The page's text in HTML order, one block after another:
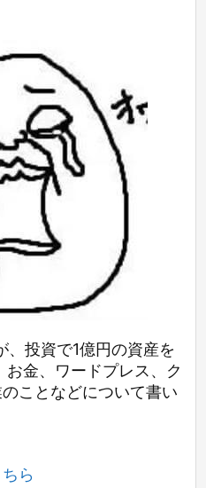
、投資で1億円の資産を
金、ワードプレス、ク
ことなどについて書い
ら